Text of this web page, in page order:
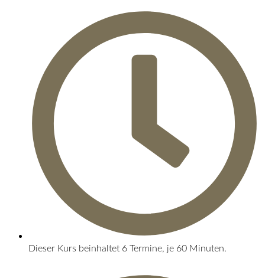
Dieser Kurs beinhaltet 6 Termine, je 60 Minuten.​